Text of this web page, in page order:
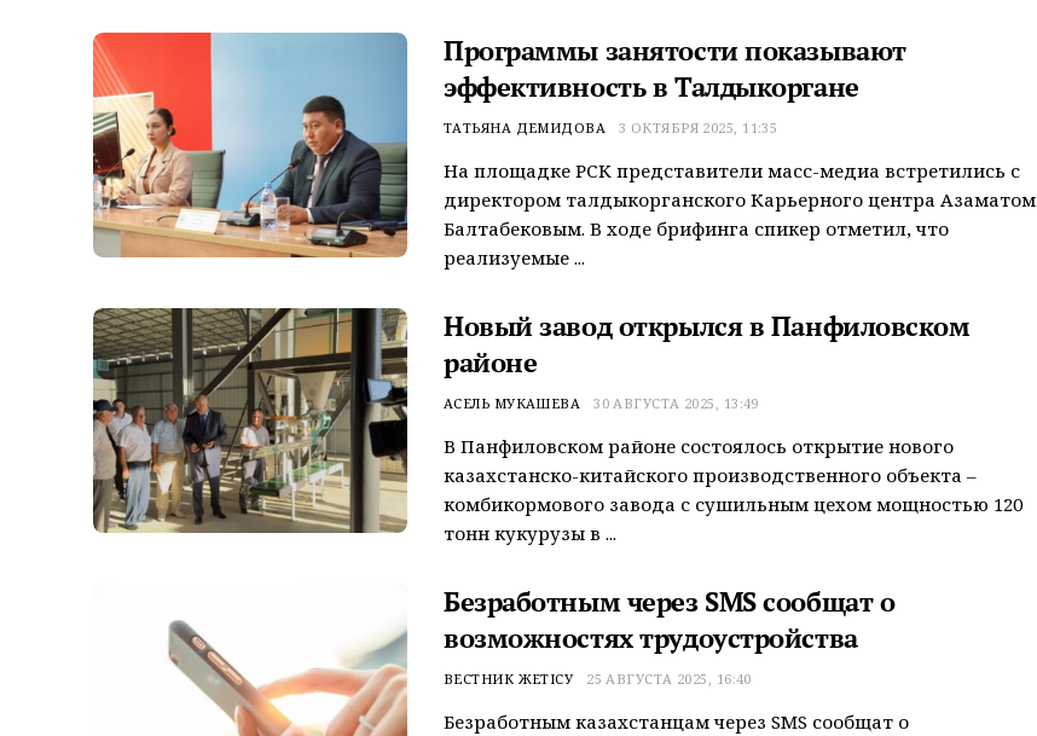
Программы занятости показывают
эффективность в Талдыкоргане
ТАТЬЯНА ДЕМИДОВА 3 ОКТЯБРЯ 2025, 11:35
На площадке РСК представители масс-медиа встретились с
директором талдыкорганского Карьерного центра Азаматом
Балтабековым. В ходе брифинга спикер отметил, что
реализуемые ...
Новый завод открылся в Панфиловском
районе
АСЕЛЬ МУКАШЕВА 30 АВГУСТА 2025, 13:49
В Панфиловском районе состоялось открытие нового
казахстанско-китайского производственного объекта –
комбикормового завода с сушильным цехом мощностью 120
тонн кукурузы в ...
Безработным через SMS сообщат о
возможностях трудоустройства
ВЕСТНИК ЖЕТІСУ 25 АВГУСТА 2025, 16:40
Безработным казахстанцам через SMS сообщат о